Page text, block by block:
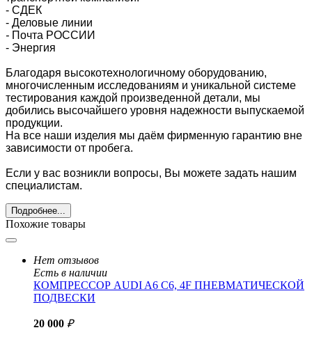
- СДЕК
- Деловые линии
- Почта РОССИИ
- Энергия
Благодаря высокотехнологичному оборудованию,
многочисленным исследованиям и уникальной системе
тестирования каждой произведенной детали, мы
добились высочайшего уровня надежности выпускаемой
продукции.
На все наши изделия мы даём фирменную гарантию вне
зависимости от пробега.
Если у вас возникли вопросы, Вы можете задать нашим
специалистам.
Подробнее...
Похожие товары
Нет отзывов
Есть в наличии
КОМПРЕССОР AUDI A6 C6, 4F ПНЕВМАТИЧЕСКОЙ
ПОДВЕСКИ
20 000 ₽